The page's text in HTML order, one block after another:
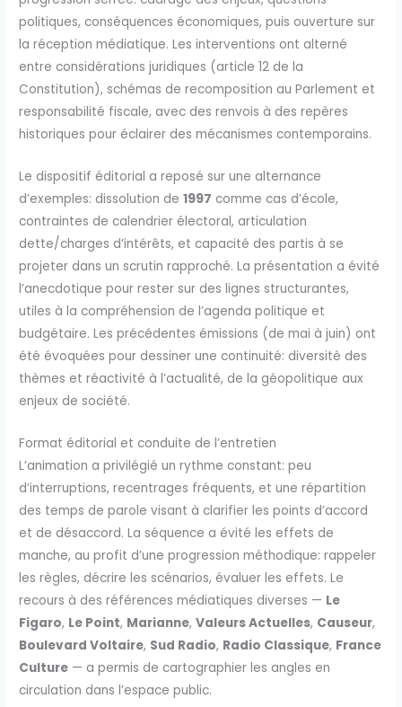
politiques, conséquences économiques, puis ouverture sur
la réception médiatique. Les interventions ont alterné
entre considérations juridiques (article 12 de la
Constitution), schémas de recomposition au Parlement et
responsabilité fiscale, avec des renvois à des repères
historiques pour éclairer des mécanismes contemporains.
Le dispositif éditorial a reposé sur une alternance
d’exemples: dissolution de1997 comme cas d’école,
contraintes de calendrier électoral, articulation
dette/charges d’intérêts, et capacité des partis à se
projeter dans un scrutin rapproché. La présentation a évité
l’anecdotique pour rester sur des lignes structurantes,
utiles à la compréhension de l’agenda politique et
budgétaire. Les précédentes émissions (de mai à juin) ont
été évoquées pour dessiner une continuité: diversité des
thèmes et réactivité à l’actualité, de la géopolitique aux
enjeux de société.
Format éditorial et conduite de l’entretien
L’animation a privilégié un rythme constant: peu
d’interruptions, recentrages fréquents, et une répartition
des temps de parole visant à clarifier les points d’accord
et de désaccord. La séquence a évité les effets de
manche, au profit d’une progression méthodique: rappeler
les règles, décrire les scénarios, évaluer les effets. Le
recours à des références médiatiques diverses — Le
Figaro, Le Point, Marianne,Valeurs Actuelles, Causeur,
Boulevard Voltaire, Sud Radio, Radio Classique, France
Culture — a permis de cartographier les angles en
circulation dans l’espace public.